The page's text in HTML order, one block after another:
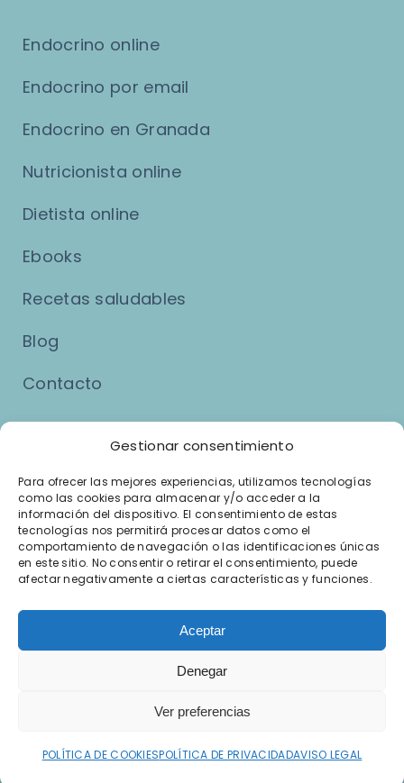
Gestionar consentimiento
Para ofrecer las mejores experiencias, utilizamos tecnologías
como las cookies para almacenar y/o acceder a la
información del dispositivo. El consentimiento de estas
tecnologías nos permitirá procesar datos como el
comportamiento de navegación o las identificaciones únicas
en este sitio. No consentir o retirar el consentimiento, puede
afectar negativamente a ciertas características y funciones.
Aceptar
Denegar
Ver preferencias
POLÍTICA DE COOKIESPOLÍTICA DE PRIVACIDADAVISO LEGAL
Endocrino online
Endocrino por email
Endocrino en Granada
Nutricionista online
Dietista online
Ebooks
Recetas saludables
Blog
Contacto
Asuntos Legales
Aviso Legal
Política de Privacidad
Política de Cookies
Términos y Condiciones del Servicio
Joaquín Puerma © 2026